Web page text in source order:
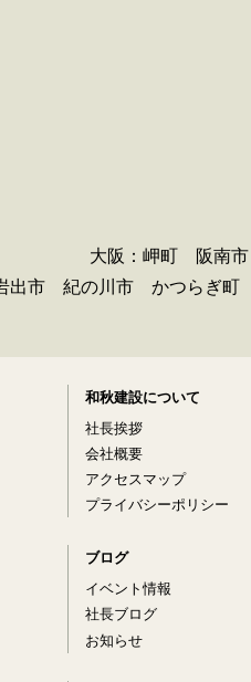
大阪：岬町 阪南
出市 紀の川市 かつら
和秋建設について
社長挨拶
会社概要
アクセスマップ
プライバシーポリシー
ブログ
イベント情報
社長ブログ
お知らせ